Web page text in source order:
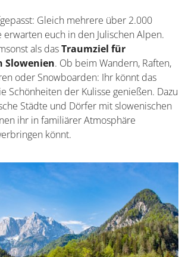
Gleich mehrere über 2.000
euch in den Julischen Alpen.
als dasTraumziel für
Slowenien. Ob beim Wandern, Raften,
oder Snowboarden: Ihr könnt das
Schönheiten der Kulisse genießen. Dazu
Städte und Dörfer mit slowenischen
ihr in familiärer Atmosphäre
könnt.